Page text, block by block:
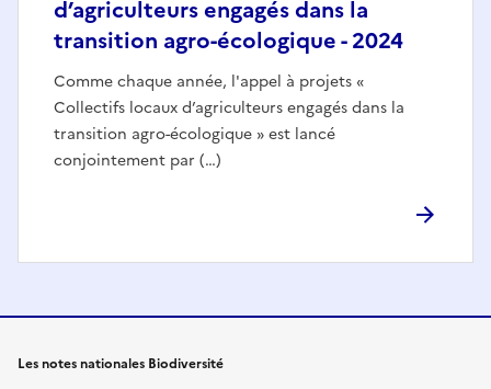
d’agriculteurs engagés dans la
transition agro-écologique - 2024
Comme chaque année, l'appel à projets «
Collectifs locaux d’agriculteurs engagés dans la
transition agro-écologique » est lancé
conjointement par (…)
Les notes nationales Biodiversité